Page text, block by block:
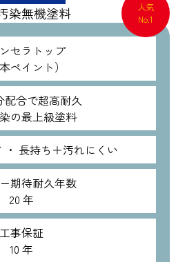
染無機塗料
人気
No.1
セラトップ
本ペイント）
配合で超高耐久
の最上級塗料
長持ち＋汚れにくい
期待耐久年数
20 年
工事保証
10 年